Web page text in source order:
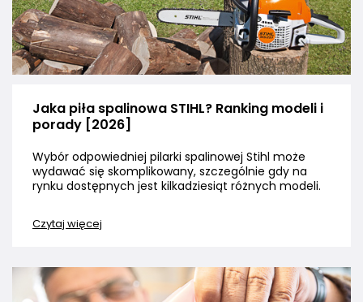
Jaka piła spalinowa STIHL? Ranking modeli i
porady [2026]
Wybór odpowiedniej pilarki spalinowej Stihl może
wydawać się skomplikowany, szczególnie gdy na
rynku dostępnych jest kilkadziesiąt różnych modeli.
Czytaj więcej